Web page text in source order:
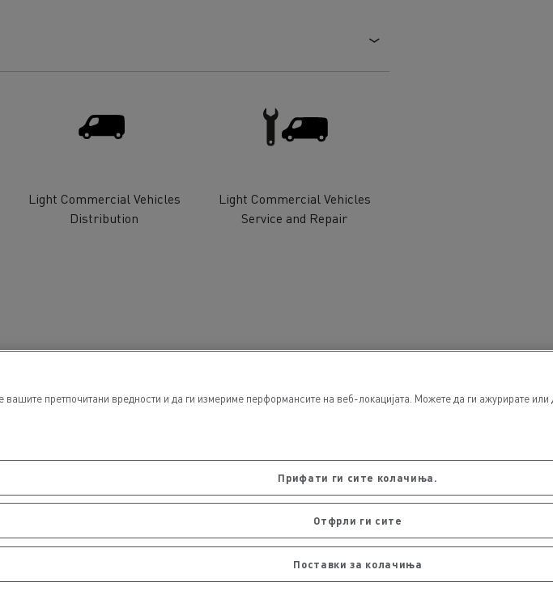
Light Commercial Vehicles
Distribution
Light Commercial Vehicles
Service and Repair
претпочитани вредности и да ги измериме перформансите на веб-локацијата. Можете да ги ажурирате
Прифати ги сите колачиња.
Отфрли ги сите
Поставки за колачиња